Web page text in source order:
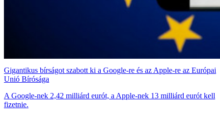
Gigantikus bírságot szabott ki a Google-re és az Apple-re az Európai
Unió Bírósága
A Google-nek 2,42 milliárd eurót, a Apple-nek 13 milliárd eurót kell
fizetnie.